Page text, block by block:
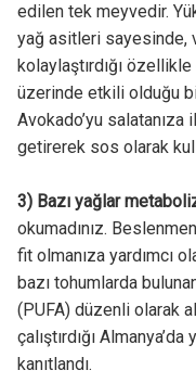
edilen tek meyvedir.
yağ asitleri sayesinde,
kolaylaştırdığı
üzerinde etkili olduğu
Avokado’yu
getirerek sos olarak
3) Bazı yağlar
okumadınız.
fit olmanıza yardımcı
bazı tohumlarda
(PUFA) düzenli olarak
çalıştırdığı
kanıtlandı.